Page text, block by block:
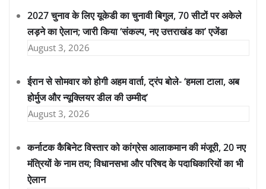
2027 चुनाव के लिए यूकेडी का चुनावी बिगुल, 70 सीटों पर अकेले
लड़ने का ऐलान; जारी किया ‘संकल्प, नए उत्तराखंड का’ एजेंडा
August 3, 2026
ईरान से सोमवार को होगी अहम वार्ता, ट्रंप बोले- ‘हमला टाला, अब
होर्मुज और न्यूक्लियर डील की उम्मीद’
August 3, 2026
कर्नाटक कैबिनेट विस्तार को कांग्रेस आलाकमान की मंजूरी, 20 नए
मंत्रियों के नाम तय; विधानसभा और परिषद के पदाधिकारियों का भी
ऐलान